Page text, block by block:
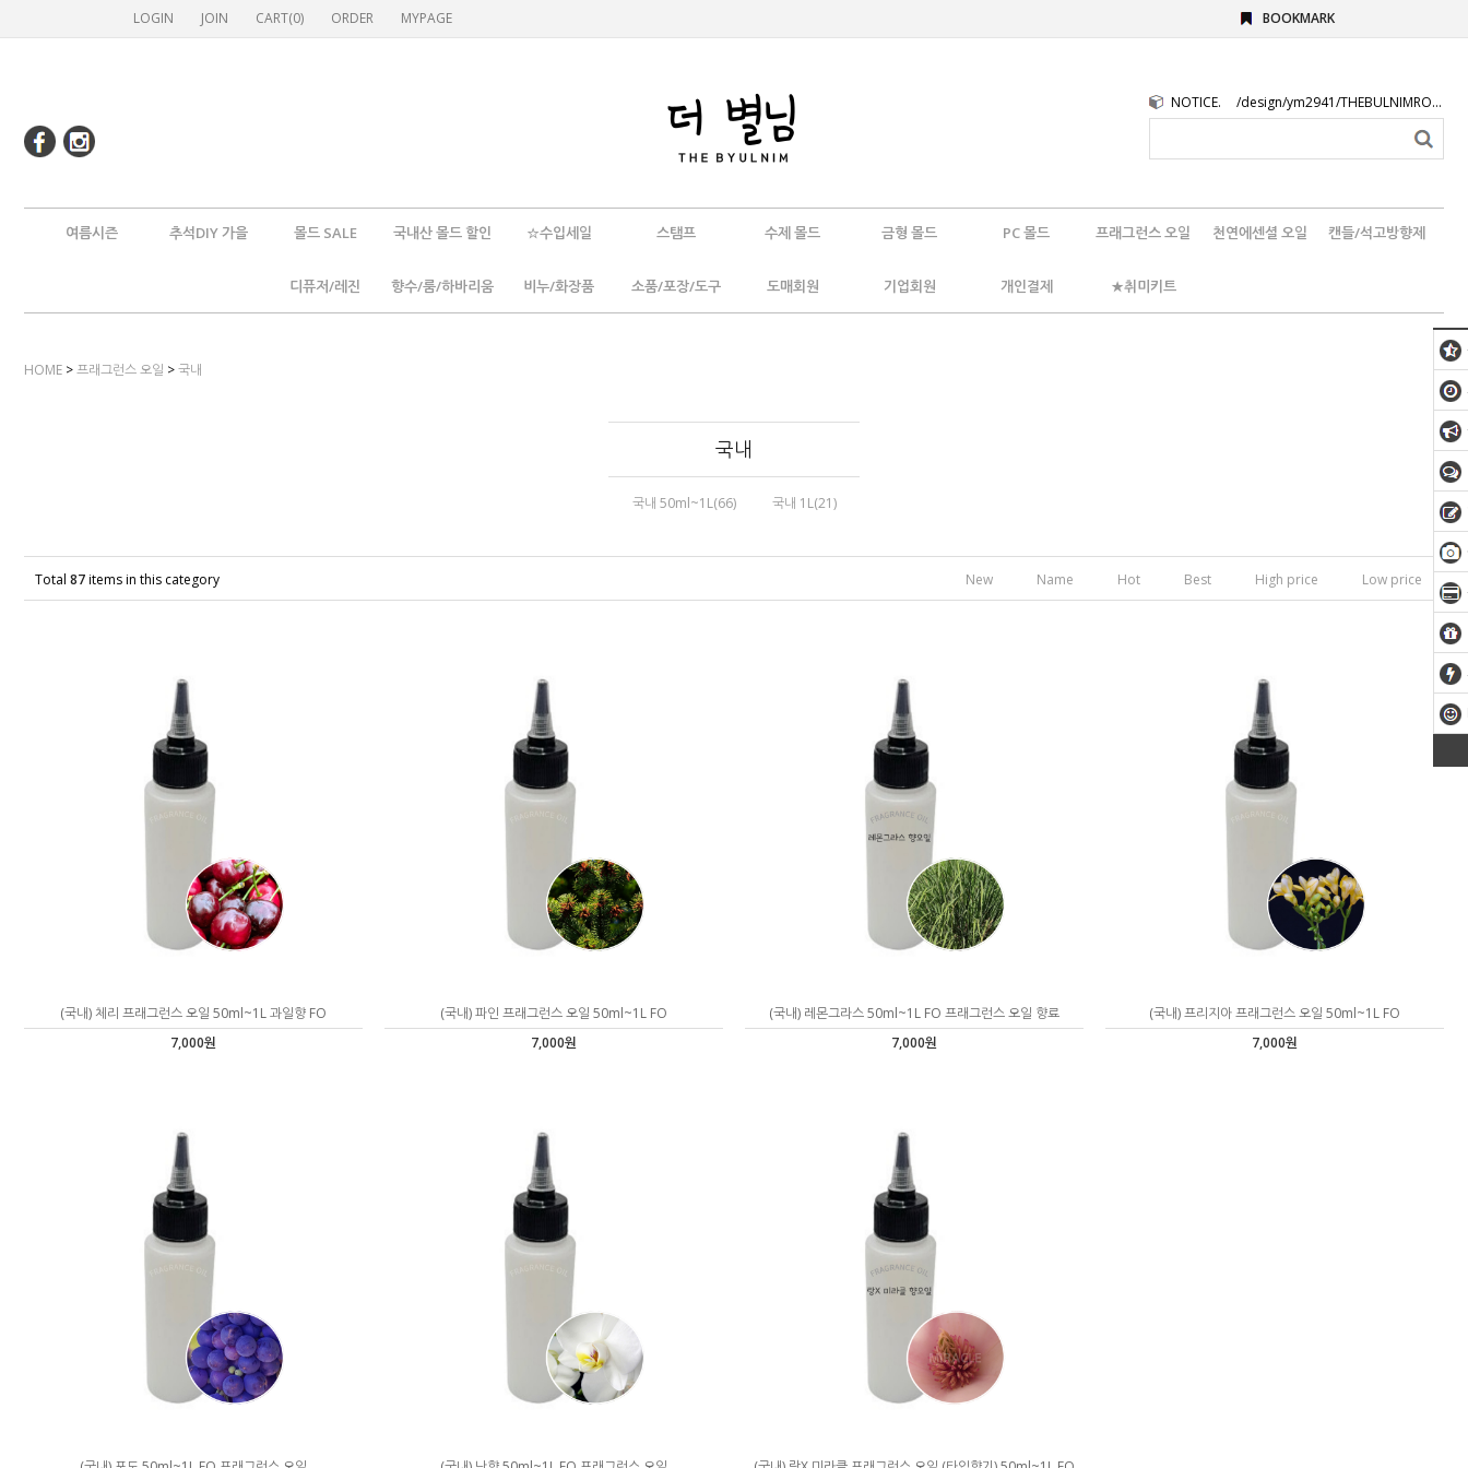
LOGIN JOIN CART(0) ORDER MYPAGE BOOKMARK
NOTICE. /design/ym2941/THEBULNIMROGO.png
여름시즌 추석DIY 가을 몰드 SALE 국내산 몰드 할인 ☆수입세일 스탬프 수제 몰드 금형 몰드 PC 몰드 프래그런스 오일 천연에센셜 오일 캔들/석고방향제
디퓨저/레진 향수/룸/하바리움 비누/화장품 소품/포장/도구 도매회원 기업회원 개인결제 ★취미키트
HOME >프래그런스 오일 >국내
국내
국내 50ml~1L(66) 국내 1L(21)
Total 87items in this category New Name Hot Best High price Low price
(국내) 체리 프래그런스 오일 50ml~1L 과일향 FO
7,000원
(국내) 파인 프래그런스 오일 50ml~1L FO
7,000원
(국내) 레몬그라스 50ml~1L FO 프래그런스 오일 향료
7,000원
(국내) 프리지아 프래그런스 오일 50ml~1L FO
7,000원